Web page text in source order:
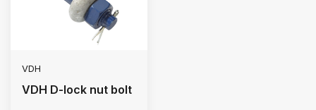
VDH
VDH D-lock nut bolt